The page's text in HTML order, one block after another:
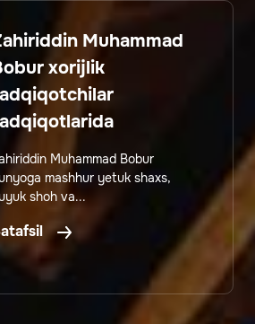
Muhammad
xorijlik
Muhammad Bobur
mashhur yetuk shaxs,
shoh va...